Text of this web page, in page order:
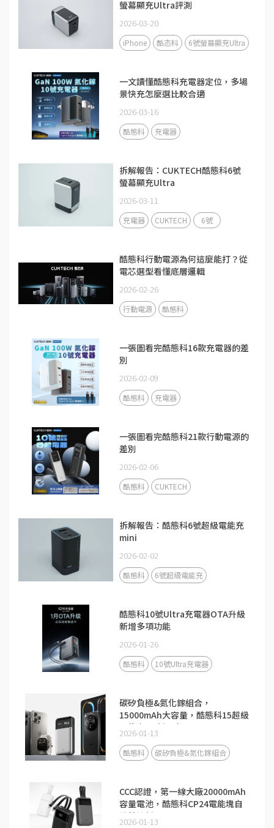
螢幕顯充Ultra評測
2026-03-20
iPhone 酷态科 6號螢幕顯充Ultra
一文讀懂酷態科充電器定位，多場
景快充怎麼選比較合適
2026-03-16
酷態科 充電器
拆解報告：CUKTECH酷態科6號
螢幕顯充Ultra
2026-03-11
充電器 CUKTECH 6號
酷態科行動電源為何這麼能打？從
電芯選型看懂底層邏輯
2026-02-26
行動電源 酷態科
一張圖看完酷態科16款充電器的差
別
2026-02-09
酷態科 充電器
一張圖看完酷態科21款行動電源的
差別
2026-02-06
酷態科 CUKTECH
拆解報告：酷態科6號超級電能充
mini
2026-02-02
酷態科 6號超級電能充
酷態科10號Ultra充電器OTA升級
新增多項功能
2026-01-26
酷態科 10號Ultra充電器
碳矽負極&氮化鎵組合，
15000mAh大容量，酷態科15超級
電能卡Air新品來了！
2026-01-13
酷態科 碳矽負極&氮化鎵組合
CCC認證，第一線大廠20000mAh
容量電池，酷態科CP24電能塊自
備雙線新品
2026-01-13